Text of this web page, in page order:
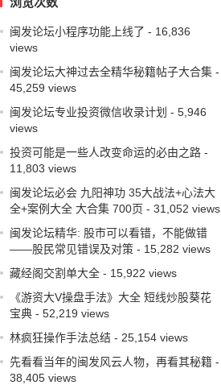
闽发论坛小程序功能上线了 - 16,836
views
闽发论坛大神过去全精华秘籍帖子大合集-
45,259 views
闽发论坛专业投资微信收录计划 - 5,946
views
投资可能是一些人改变命运的必由之路-
11,803 views
闽发论坛必会 九阳神功 35大战法+心法大
全+案例大全 大合集 700页 - 31,052 views
闽发论坛精华: 股市可以看错，不能做错
——股民常见错误及对策- 15,282 views
藏经阁交割单大全- 15,922 views
《游资大V操盘手法》大全 短线炒股葵花
宝典- 52,219 views
林疯狂操作手法总结- 25,154 views
先看看当年的闽发风云人物，再看其秘籍-
38,405 views